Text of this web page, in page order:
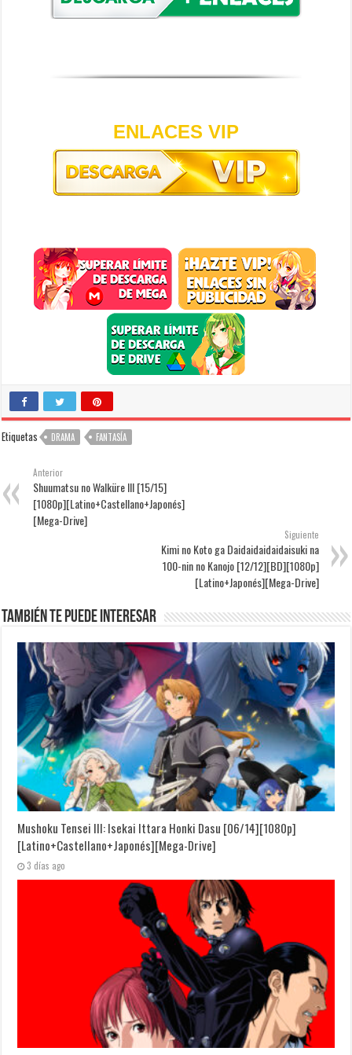
ENLACES VIP
Etiquetas DRAMA FANTASÍA
Anterior
Shuumatsu no Walküre III [15/15]
[1080p][Latino+Castellano+Japonés]
[Mega-Drive]
Siguiente
Kimi no Koto ga Daidaidaidaidaisuki na
100-nin no Kanojo [12/12][BD][1080p]
[Latino+Japonés][Mega-Drive]
También te puede interesar
Mushoku Tensei III: Isekai Ittara Honki Dasu [06/14][1080p]
[Latino+Castellano+Japonés][Mega-Drive]
3 días ago